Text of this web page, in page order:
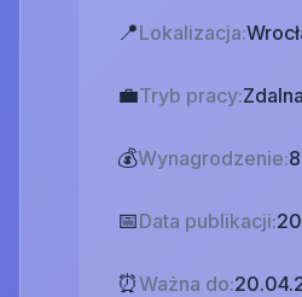
📍Lokalizacja:
💼Tryb pracy:Zdalna
💰Wynagrodzenie:
📅Data publikacji:
⏰Ważna do: